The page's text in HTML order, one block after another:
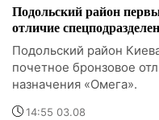
Подольский район
отличие
Подольский район
почетное бронзовое
назначения «Омега».
14:55 03.08